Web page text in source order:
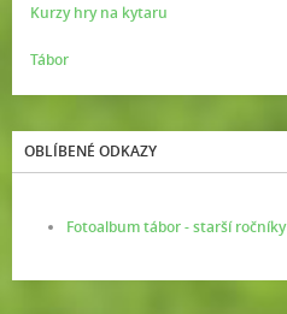
Kurzy hry na kytaru
Tábor
OBLÍBENÉ ODKAZY
Fotoalbum tábor - starší ročníky